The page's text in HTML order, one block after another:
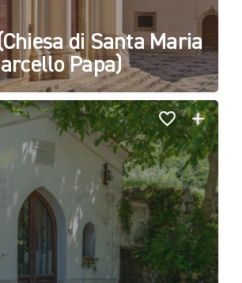
di Santa Maria
Papa)